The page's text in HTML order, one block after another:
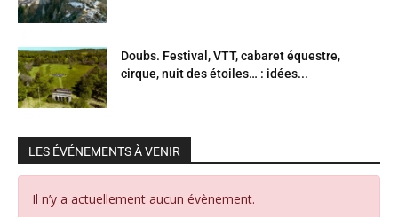
Doubs. Festival, VTT, cabaret équestre,
cirque, nuit des étoiles… : idées...
LES ÉVÉNEMENTS À VENIR
Il n’y a actuellement aucun évènement.